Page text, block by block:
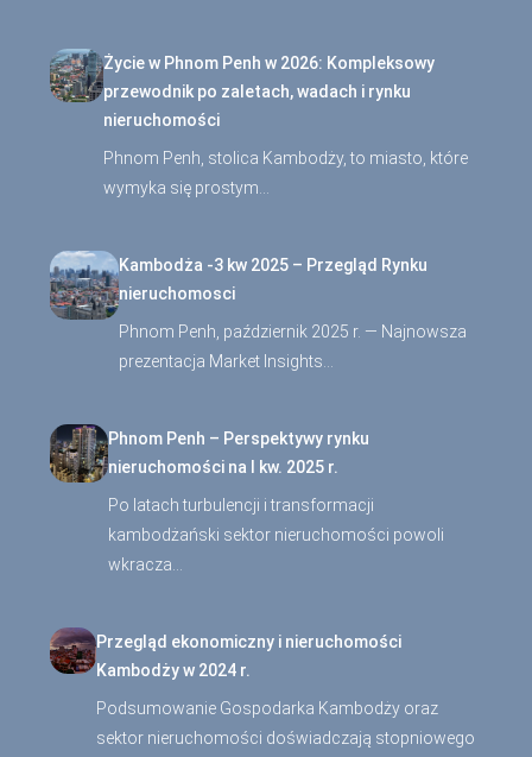
Życie w Phnom Penh w 2026: Kompleksowy
przewodnik po zaletach, wadach i rynku
nieruchomości
Phnom Penh, stolica Kambodży, to miasto, które
wymyka się prostym…
Kambodża -3 kw 2025 – Przegląd Rynku
nieruchomosci
Phnom Penh, październik 2025 r. — Najnowsza
prezentacja Market Insights…
Phnom Penh – Perspektywy rynku
nieruchomości na I kw. 2025 r.
Po latach turbulencji i transformacji
kambodżański sektor nieruchomości powoli
wkracza…
Przegląd ekonomiczny i nieruchomości
Kambodży w 2024 r.
Podsumowanie Gospodarka Kambodży oraz
sektor nieruchomości doświadczają stopniowego